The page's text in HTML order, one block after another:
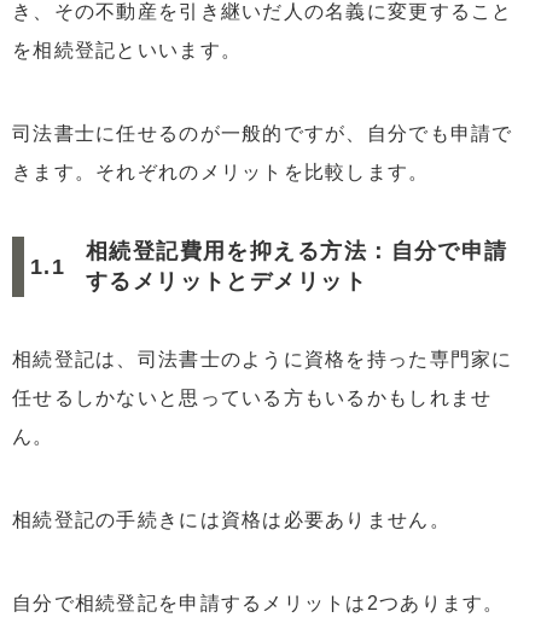
き、その不動産を引き継いだ人の名義に変更すること
を相続登記といいます。
司法書士に任せるのが一般的ですが、自分でも申請で
きます。それぞれのメリットを比較します。
相続登記費用を抑える方法：自分で申請
するメリットとデメリット
相続登記は、司法書士のように資格を持った専門家に
任せるしかないと思っている方もいるかもしれませ
ん。
相続登記の手続きには資格は必要ありません。
自分で相続登記を申請するメリットは2つあります。